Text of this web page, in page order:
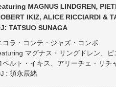
MAGNUS LINDGREN,
IKIZ, ALICE RICCIARDI &
TATSUO SUNAGA
コラ・コンテ・ジャズ・コンボ
マグナス・リングドレン、
ベルト・イキス、アリーチェ・リチ
: 須永辰緒